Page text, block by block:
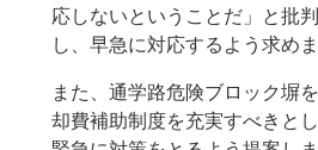
応しないということだ」と批
し、早急に対応するよう求めま
また、通学路危険ブロック塀
却費補助制度を充実すべきと